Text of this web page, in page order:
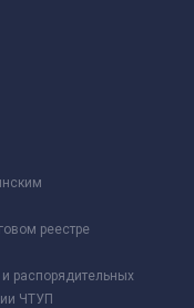
реестре
распорядительных
ЧТУП